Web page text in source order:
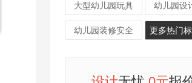
大型幼儿园玩具 幼儿园设
幼儿园装修安全 更多热门